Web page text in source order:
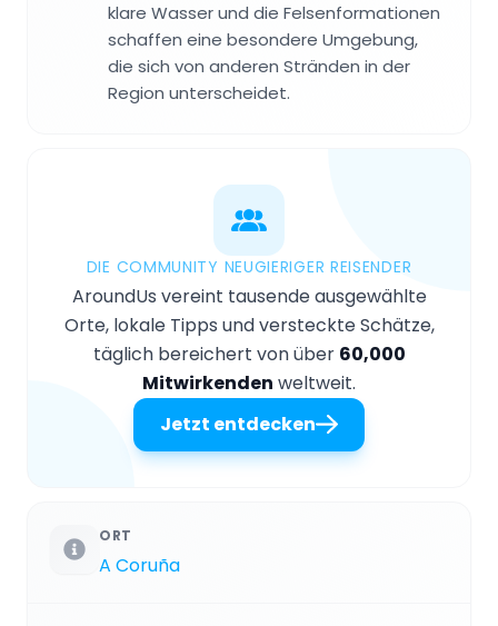
klare Wasser und die Felsenformationen
schaffen eine besondere Umgebung,
die sich von anderen Stränden in der
Region unterscheidet.
DIE COMMUNITY NEUGIERIGER REISENDER
AroundUs vereint tausende ausgewählte
Orte, lokale Tipps und versteckte Schätze,
täglich bereichert von über 60,000
Mitwirkenden weltweit.
Jetzt entdecken
ORT
A Coruña